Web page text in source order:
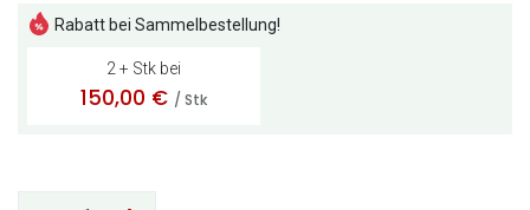
Rabatt bei Sammelbestellung!
2 + Stk bei
150,00 € / Stk